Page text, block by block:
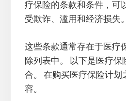
疗保险的条款和条件，可
受欺诈、滥用和经济损失。
这些条款通常存在于医疗
除列表中。 以下是医疗保
合。 在购买医疗保险计划
容。